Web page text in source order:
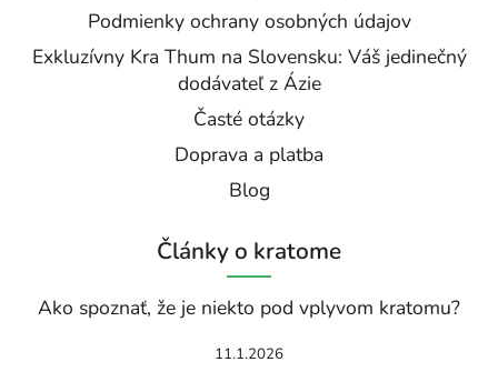
Podmienky ochrany osobných údajov
Exkluzívny Kra Thum na Slovensku: Váš jedinečný
dodávateľ z Ázie
Časté otázky
Doprava a platba
Blog
Články o kratome
Ako spoznať, že je niekto pod vplyvom kratomu?
11.1.2026